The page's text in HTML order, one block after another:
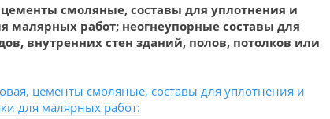
смоляные, составы для уплотнения и
малярных работ; неогнеупорные составы для
внутренних стен зданий, полов, потолков или
цементы смоляные, составы для уплотнения и
для малярных работ: